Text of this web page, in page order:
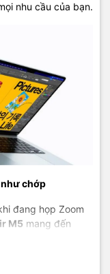
nhu cầu của bạn.
chớp
đang họp Zoom
M5 mang đến